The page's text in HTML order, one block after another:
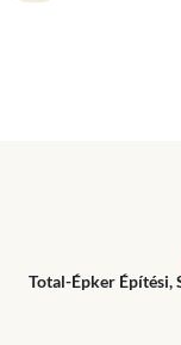
Total-Épker Építési,